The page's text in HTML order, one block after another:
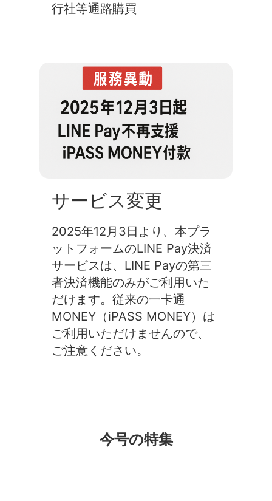
行社等通路購買
サービス変更
2025年12月3日より、本プラ
ットフォームのLINE Pay決済
サービスは、LINE Payの第三
者決済機能のみがご利用いた
だけます。従来の一卡通
MONEY（iPASS MONEY）は
ご利用いただけませんので、
ご注意ください。
今号の特集